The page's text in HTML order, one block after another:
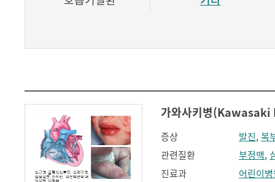
가와사키병(Kawasaki
증상 발진,복
관련질환
부정맥,
진료과
어린이